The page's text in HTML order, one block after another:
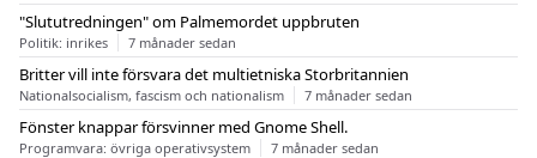
"Slututredningen" om Palmemordet uppbruten
Politik: inrikes 7 månader sedan
Britter vill inte försvara det multietniska Storbritannien
Nationalsocialism, fascism och nationalism 7 månader sedan
Fönster knappar försvinner med Gnome Shell.
Programvara: övriga operativsystem 7 månader sedan